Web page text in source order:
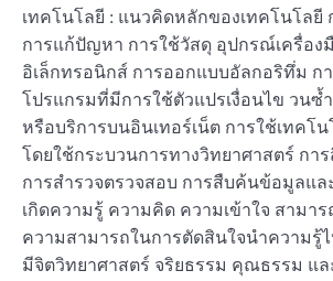
เทคโนโลยี : แนวคิดหลักของเทคโนโลยี
การแก้ปัญหา การใช้วัสดุ อุปกรณ์เครื่อง
อิเล็กทรอนิกส์ การออกแบบอัลกอริทึ่ม ก
โปรแกรมที่มีการใช้ตัวแปรเงื่อนไข วนซ้
หรือบริการบนอินเทอร์เน็ต การใช้เทคโ
โดยใช้กระบวนการทางวิทยาศาสตร์ กา
การสำรวจตรวจสอบ การสืบค้นข้อมูลแล
เกิดความรู้ ความคิด ความเข้าใจ สามา
ความสามารถในการตัดสินใจนำความรู้
มีจิตวิทยาศาสตร์ จริยธรรม คุณธรรม แ